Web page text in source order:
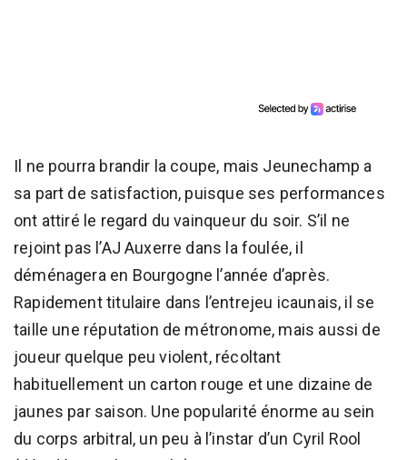
Il ne pourra brandir la coupe, mais Jeunechamp a
sa part de satisfaction, puisque ses performances
ont attiré le regard du vainqueur du soir. S’il ne
rejoint pas l’AJ Auxerre dans la foulée, il
déménagera en Bourgogne l’année d’après.
Rapidement titulaire dans l’entrejeu icaunais, il se
taille une réputation de métronome, mais aussi de
joueur quelque peu violent, récoltant
habituellement un carton rouge et une dizaine de
jaunes par saison. Une popularité énorme au sein
du corps arbitral, un peu à l’instar d’un Cyril Rool